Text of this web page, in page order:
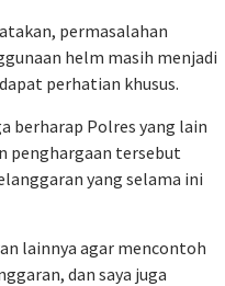
permasalahan
helm masih menjadi
perhatian khusus.
berharap Polres yang lain
penghargaan tersebut
yang selama ini
lainnya agar mencontoh
dan saya juga